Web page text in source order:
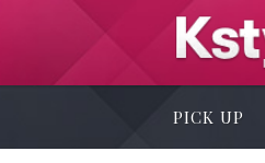
PICK UP